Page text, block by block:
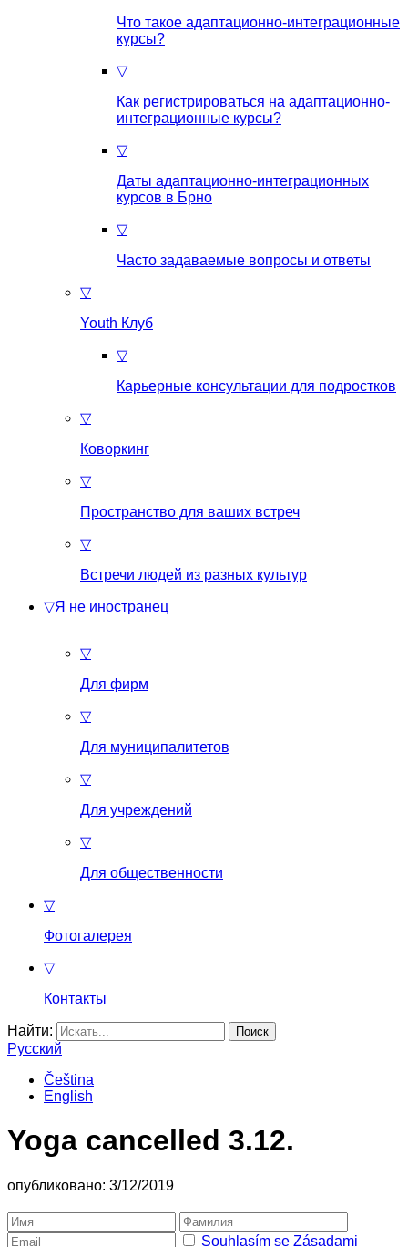
Что такое aдаптационно-интеграционные
курсы?
▽
Как регистрироваться на aдаптационно-
интеграционные курсы?
▽
Даты адаптационно-интеграционных
курсов в Брно
▽
Часто задаваемые вопросы и ответы
▽
Youth Клуб
▽
Карьерные консультации для подростков
▽
Коворкинг
▽
Пространство для ваших встреч
▽
Встречи людей из разных культур
▽Я не иностранец
▽
Для фирм
▽
Для муниципалитетов
▽
Для учреждений
▽
Для общественности
▽
Фотогалерея
▽
Контакты
Найти:
Русский
Čeština
English
Yoga cancelled 3.12.
опубликовано: 3/12/2019
Souhlasím se Zásadami